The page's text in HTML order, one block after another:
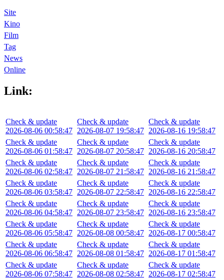
Site
Kino
Film
Tag
News
Online
Link:
Check & update
2026-08-06 00:58:47
Check & update
2026-08-06 01:58:47
Check & update
2026-08-06 02:58:47
Check & update
2026-08-06 03:58:47
Check & update
2026-08-06 04:58:47
Check & update
2026-08-06 05:58:47
Check & update
2026-08-06 06:58:47
Check & update
2026-08-06 07:58:47
Check & update
2026-08-07 19:58:47
Check & update
2026-08-07 20:58:47
Check & update
2026-08-07 21:58:47
Check & update
2026-08-07 22:58:47
Check & update
2026-08-07 23:58:47
Check & update
2026-08-08 00:58:47
Check & update
2026-08-08 01:58:47
Check & update
2026-08-08 02:58:47
Check & update
2026-08-16 19:58:47
Check & update
2026-08-16 20:58:47
Check & update
2026-08-16 21:58:47
Check & update
2026-08-16 22:58:47
Check & update
2026-08-16 23:58:47
Check & update
2026-08-17 00:58:47
Check & update
2026-08-17 01:58:47
Check & update
2026-08-17 02:58:47